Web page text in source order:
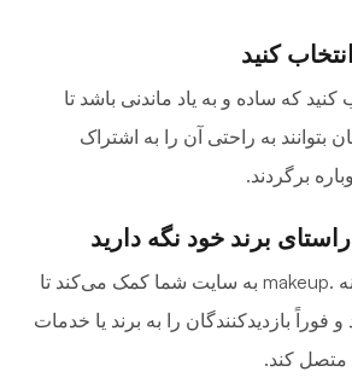
کنید
کنید که ساده و به یاد ماندنی باشد تا
بتوانند به راحتی آن را به اشتراک
برگردند.
برند خود نگه دارید
انتخاب دامنه .makeup به سایت شما کمک می‌کند تا
فوراً بازدیدکنندگان را به برند یا خدمات
متصل کند.